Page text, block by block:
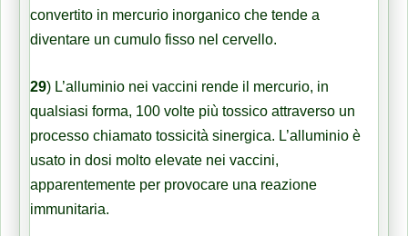
convertito in mercurio inorganico che tende a
diventare un cumulo fisso nel cervello.
29) L’alluminio nei vaccini rende il mercurio, in
qualsiasi forma, 100 volte più tossico attraverso un
processo chiamato tossicità sinergica. L’alluminio è
usato in dosi molto elevate nei vaccini,
apparentemente per provocare una reazione
immunitaria.